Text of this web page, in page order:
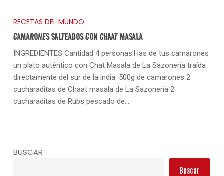
RECETAS DEL MUNDO
CAMARONES SALTEADOS CON CHAAT MASALA
INGREDIENTES Cantidad 4 personas.Has de tus camarones
un plato auténtico con Chat Masala de La Sazonería traída
directamente del sur de la india. 500g de camarones 2
cucharaditas de Chaat masala de La Sazonería 2
cucharaditas de Rubs pescado de…
BUSCAR
Buscar